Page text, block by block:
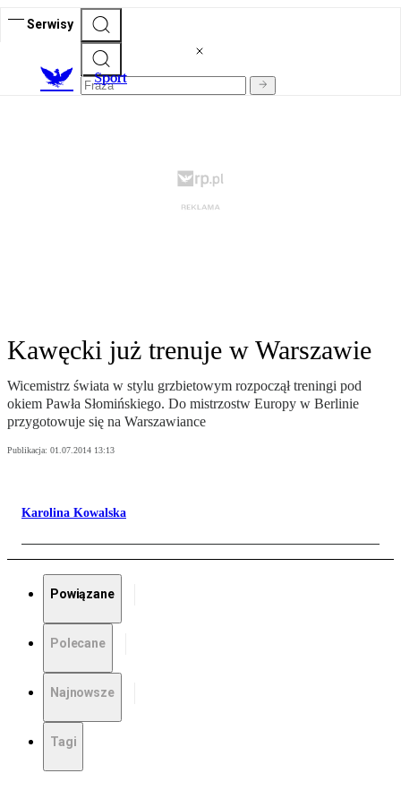
Serwisy
Sport
Kawęcki już trenuje w Warszawie
Wicemistrz świata w stylu grzbietowym rozpoczął treningi pod
okiem Pawła Słomińskiego. Do mistrzostw Europy w Berlinie
przygotowuje się na Warszawiance
Publikacja: 01.07.2014 13:13
Karolina Kowalska
Powiązane
Polecane
Najnowsze
Tagi